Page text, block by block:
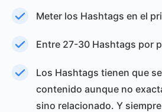
Meter los Hashtags en el
Entre 27-30 Hashtags por
Los Hashtags tienen que
contenido aunque no
sino relacionado. Y